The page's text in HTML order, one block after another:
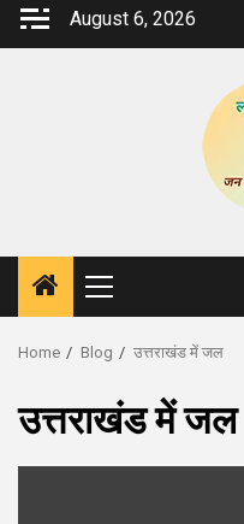
Skip
August 6, 2026
Primary
Menu
Home Blog उत्तराखंड में जल
उत्तराखंड में जल